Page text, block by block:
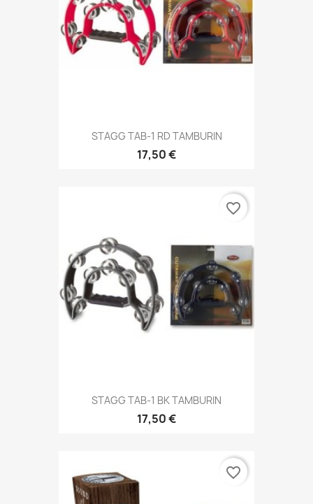
STAGG TAB-1 RD TAMBURIN
17,50 €
STAGG TAB-1 BK TAMBURIN
17,50 €
favorite_border
favorite_border